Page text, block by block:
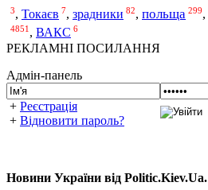
3, Токаєв 7, зрадники 82, польща 299,
4851, ВАКС 6
РЕКЛАМНІ ПОСИЛАННЯ
Адмін-панель
+ Реєстрація
+ Відновити пароль?
Новини України від Politic.Kiev.Ua.